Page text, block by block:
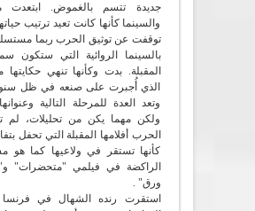
جديدة تتسم بالغموض. ابتعدت
والسينما كأنها كانت تعيد ترتيب
توقفت عن توثيق الحرب ربما
بالسينما الروائية التي ستكون
المقبلة. بدت وكأنها تنهي حكايتها
الذي أُجبرت على صنعه في ظل
وتعد العدة للمرحلة التالية
ولكن مهما يكن من تحليلات، لم
الحرب أفلامها المقبلة التي تحفل
كأنها تستقر في ولاعيها كما هو
الراكضة في فيلمي "متحضرات"
ورق" .
استقرت رنده الشهال في فرنسا